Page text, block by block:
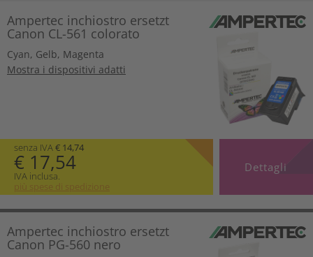
Ampertec inchiostro ersetzt
Canon CL-561 colorato
Cyan, Gelb, Magenta
Mostra i dispositivi adatti
senza IVA€ 14,74
€ 17,54
IVA inclusa.
più spese di spedizione
Dettagli
Ampertec inchiostro ersetzt
Canon PG-560 nero